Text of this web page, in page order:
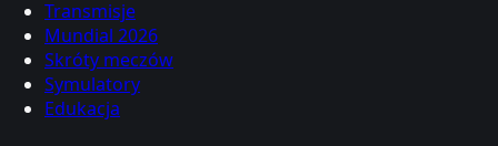
Transmisje
Mundial 2026
Skróty meczów
Symulatory
Edukacja